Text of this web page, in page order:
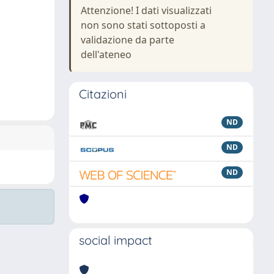
Attenzione! I dati visualizzati
non sono stati sottoposti a
validazione da parte
dell'ateneo
Citazioni
ND
ND
ND
social impact